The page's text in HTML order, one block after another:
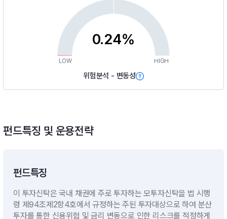
0.24%
LOW HIGH
위험분석 - 변동성
펀드특징 및 운용전략
펀드특징
이 투자신탁은 국내 채권에 주로 투자하는 모투자신탁을 법 시행
령 제94조제2항4호에서 규정하는 주된 투자대상으로 하여 분산
투자를 통한 신용위험 및 금리 변동으로 인한 리스크를 적정하게